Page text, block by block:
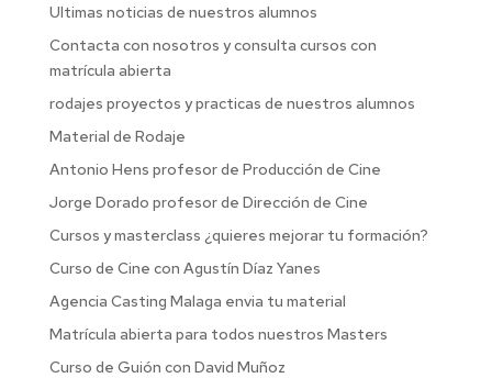
Ultimas noticias de nuestros alumnos
Contacta con nosotros y consulta cursos con
matrícula abierta
rodajes proyectos y practicas de nuestros alumnos
Material de Rodaje
Antonio Hens profesor de Producción de Cine
Jorge Dorado profesor de Dirección de Cine
Cursos y masterclass ¿quieres mejorar tu formación?
Curso de Cine con Agustín Díaz Yanes
Agencia Casting Malaga envia tu material
Matrícula abierta para todos nuestros Masters
Curso de Guión con David Muñoz